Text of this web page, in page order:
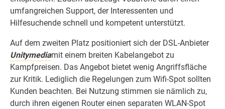
umfangreichen Support, der Interessenten und
Hilfesuchende schnell und kompetent unterstützt.
Auf dem zweiten Platz positioniert sich der DSL-Anbieter
Unitymediamit einem breiten Kabelangebot zu
Kampfpreisen. Das Angebot bietet wenig Angriffsfläche
zur Kritik. Lediglich die Regelungen zum Wifi-Spot sollten
Kunden beachten. Bei Nutzung stimmen sie nämlich zu,
durch ihren eigenen Router einen separaten WLAN-Spot